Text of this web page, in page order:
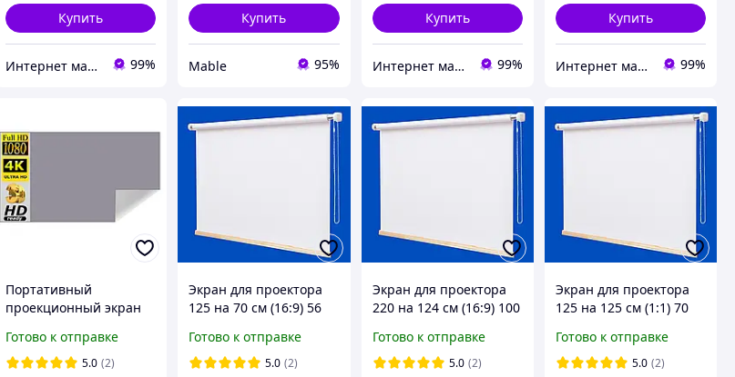
Купить
Интернет магазин ТерЛайн 99%
Купить
Mable 95%
Купить
Интернет магазин ТерЛайн 99%
Купить
Интернет магазин ТерЛайн 99%
Портативный
проекционный экран
дюймов 4К 16:9 Серый
Готово к отправке
5.0 (2)
Экран для проектора
125 на 70 см (16:9) 56
Готово к отправке
5.0 (2)
Экран для проектора
220 на 124 см (16:9) 100
Готово к отправке
5.0 (2)
Экран для проектора
125 на 125 см (1:1) 70
Готово к отправке
5.0 (2)